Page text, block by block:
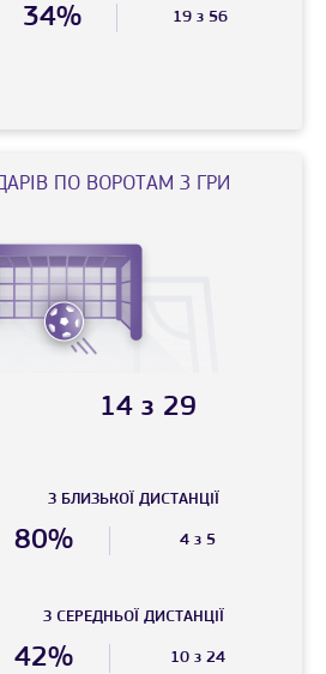
34% 19 з 56
ПО ВОРОТАМ З ГРИ
14 з 29
З БЛИЗЬКОЇ ДИСТАНЦIЇ
80% 4 з 5
З СЕРЕДНЬОЇ ДИСТАНЦIЇ
42% 10 з 24